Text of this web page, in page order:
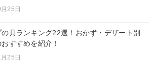
25日
具ランキング22選！おかず・デザート別
すすめを紹介！
25日